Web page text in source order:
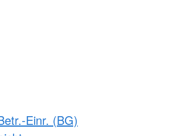
Einr. (BG)